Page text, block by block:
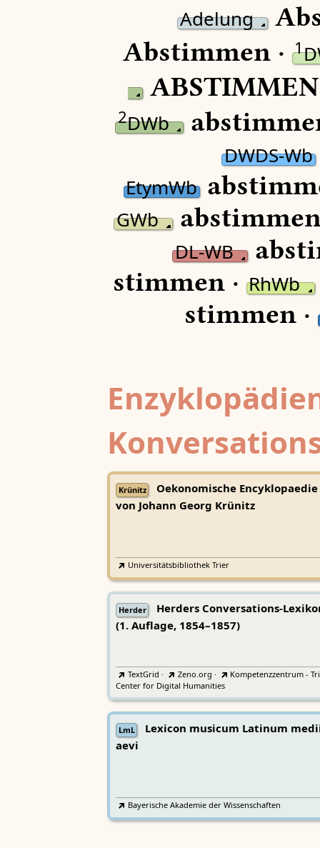
Adelung
Abstimmen · 1
2DWb
DWDS-Wb
EtymWb
GWb
DL-WB
stimmen · RhWb
stimmen ·
Krünitz
Oekonomische Encyklopaedie
von Johann Georg Krünitz
Universitätsbibliothek Trier
Herder
Herders Conversations-
(1. Auflage, 1854–1857)
TextGrid · Zeno.org ·
Kompetenzzentrum -
Center for Digital Humanities
LmL
Lexicon musicum Latinum
aevi
Bayerische Akademie der Wissenschaften